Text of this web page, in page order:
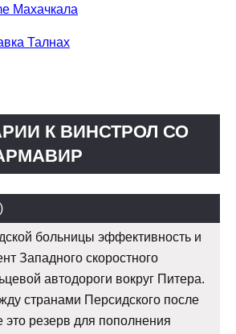
Махачкала
Талнах
К ВИНСТРОЛ СО
больницы эффективность и
Западного скоростного
автодороги вокруг Питера.
странами Персидского после
это резерв для пополнения